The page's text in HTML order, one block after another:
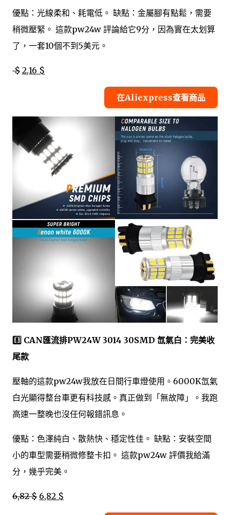
優點：光線柔和、耗電低。 缺點：金屬腳有點鬆，需要
稍微壓緊。 這款pw24w 評論給它9分，因為實在太划算
了，一套10個不到5美元。
$ 2,16 $
在Aliexpress查看商品
8️⃣ CAN匯流排PW24W 3014 30SMD 氙氣白：完美收
尾款
壓軸的這款pw24w我放在日間行車燈使用。6000K氙氣
白光顯得整台車更有科技感。真正做到「無故障」。我跑
高速一整晚也沒任何報錯訊息。
優點：色澤純白、散熱快、穩定性佳。 缺點：安裝空間
小的車型需要稍微修整卡扣。 這款pw24w 評價我給滿
分，幾乎完美。
6,82 $ 6,82 $